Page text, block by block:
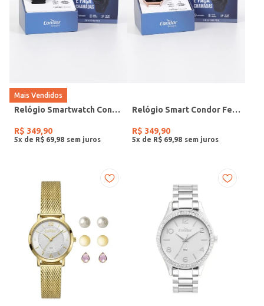
Mais Vendidos
Relógio Smartwatch Condor PRETO
R$ 349,90
5x de R$ 69 98
Relógio Smart Condor Feminino ROSE
R$ 349,90
5x de R$ 69 98